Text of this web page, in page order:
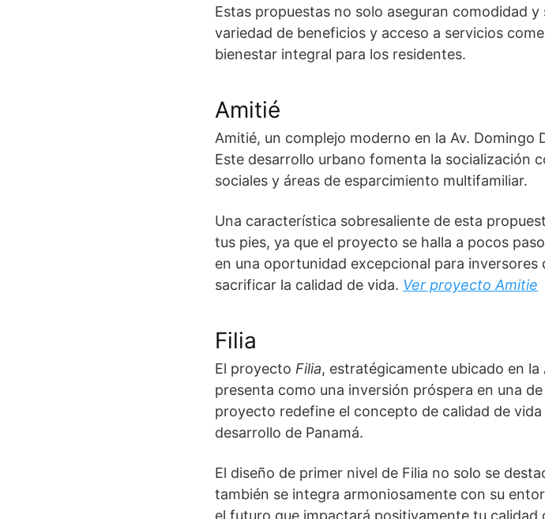
Estas propuestas no solo aseguran comodidad
variedad de beneficios y acceso a servicios
bienestar integral para los residentes.
Amitié
Amitié, un complejo moderno en la Av. Domingo
Este desarrollo urbano fomenta la socialización
sociales y áreas de esparcimiento multifamiliar.
Una característica sobresaliente de esta
tus pies, ya que el proyecto se halla a pocos
en una oportunidad excepcional para
sacrificar la calidad de vida. Ver proyecto Amitie
Filia
El proyecto Filia, estratégicamente ubicado en
presenta como una inversión próspera en una
proyecto redefine el concepto de calidad de
desarrollo de Panamá.
El diseño de primer nivel de Filia no solo se
también se integra armoniosamente con su
el futuro que impactará positivamente tu calidad